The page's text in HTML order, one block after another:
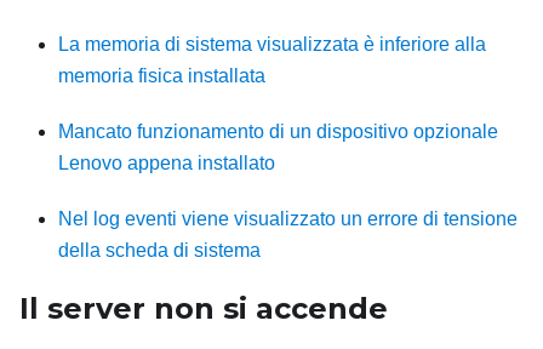
La memoria di sistema visualizzata è inferiore alla
memoria fisica installata
Mancato funzionamento di un dispositivo opzionale
Lenovo appena installato
Nel log eventi viene visualizzato un errore di tensione
della scheda di sistema
Il server non si accende